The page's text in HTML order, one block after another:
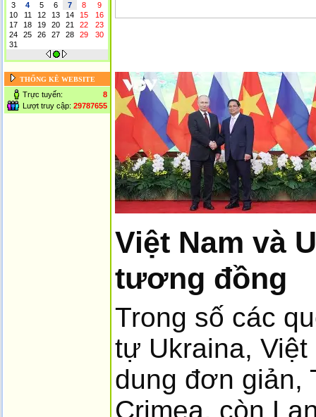
3
4 5 6 7 8
9
10
11 12 13 14 15
16
17
18 19 20 21 22
23
24
25 26 27 28 29
30
31
THỐNG KÊ WEBSITE
Trực tuyến:
8
Lượt truy cập: 29787655
Việt Nam và
tương đồng
Trong số các
tự Ukraina,
dung đơn giản,
Crimea, còn